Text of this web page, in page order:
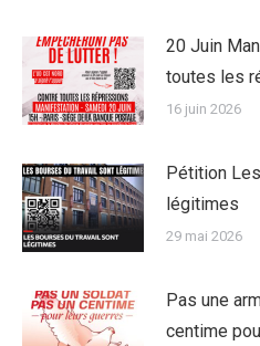
20 Juin
toutes les
16 juin 2026
Pétition
légitimes
29 mai 2026
Pas une
centime